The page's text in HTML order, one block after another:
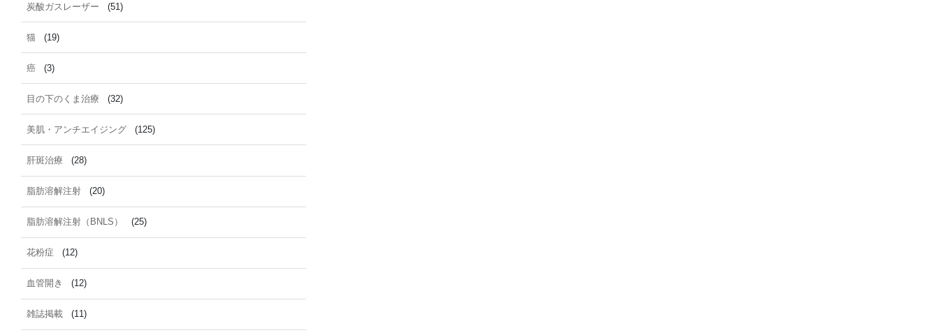
炭酸ガスレーザー (51)
猫 (19)
癌 (3)
目の下のくま治療 (32)
美肌・アンチエイジング (125)
肝斑治療 (28)
脂肪溶解注射 (20)
脂肪溶解注射（BNLS） (25)
花粉症 (12)
血管開き (12)
雑誌掲載 (11)